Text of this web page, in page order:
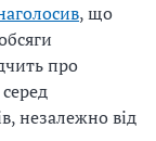
, що
про
незалежно від